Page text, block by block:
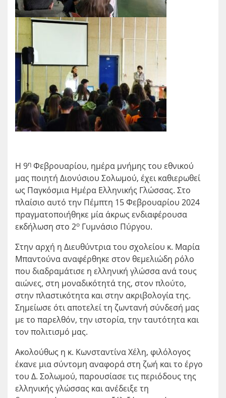
Η 9η Φεβρουαρίου, ημέρα μνήμης του εθνικού
μας ποιητή Διονύσιου Σολωμού, έχει καθιερωθεί
ως Παγκόσμια Ημέρα Ελληνικής Γλώσσας. Στο
πλαίσιο αυτό την Πέμπτη 15 Φεβρουαρίου 2024
πραγματοποιήθηκε μία άκρως ενδιαφέρουσα
εκδήλωση στο 2ο Γυμνάσιο Πύργου.
Στην αρχή η Διευθύντρια του σχολείου κ. Μαρία
Μπαντούνα αναφέρθηκε στον θεμελιώδη ρόλο
που διαδραμάτισε η ελληνική γλώσσα ανά τους
αιώνες, στη μοναδικότητά της, στον πλούτο,
στην πλαστικότητα και στην ακριβολογία της.
Σημείωσε ότι αποτελεί τη ζωντανή σύνδεσή μας
με το παρελθόν, την ιστορία, την ταυτότητα και
τον πολιτισμό μας.
Ακολούθως η κ. Κωνσταντίνα Χέλη, φιλόλογος
έκανε μια σύντομη αναφορά στη ζωή και το έργο
του Δ. Σολωμού, παρουσίασε τις περιόδους της
ελληνικής γλώσσας και ανέδειξε τη